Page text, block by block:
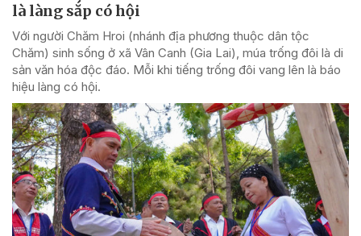
là làng sắp có hội
Với người Chăm Hroi (nhánh địa phương thuộc dân tộc
Chăm) sinh sống ở xã Vân Canh (Gia Lai), múa trống đôi là di
sản văn hóa độc đáo. Mỗi khi tiếng trống đôi vang lên là báo
hiệu làng có hội.